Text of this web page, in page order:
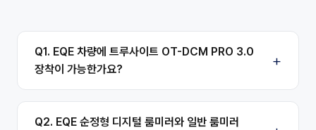
Q1. EQE 차량에 트루사이트 OT-DCM PRO 3.0
장착이 가능한가요?
Q2. EQE 순정형 디지털 룸미러와 일반 룸미러